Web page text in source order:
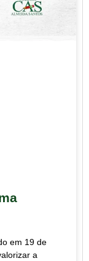
em 19 de
a